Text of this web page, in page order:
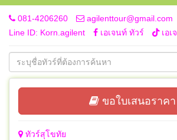
081-4206260
agilenttour@gmail.com
Line ID: Korn.agilent
เอเจนท์ ทัวร์ เอเ
ขอใบเสนอราคา
ทัวร์สุโขทัย